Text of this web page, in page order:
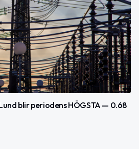
blir periodens HÖGSTA — 0.68